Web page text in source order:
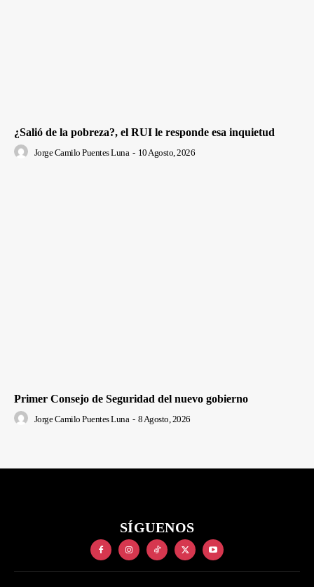
¿Salió de la pobreza?, el RUI le responde esa inquietud
Jorge Camilo Puentes Luna - 10 Agosto, 2026
Primer Consejo de Seguridad del nuevo gobierno
Jorge Camilo Puentes Luna - 8 Agosto, 2026
SÍGUENOS